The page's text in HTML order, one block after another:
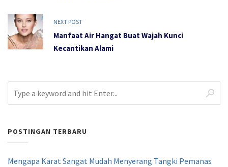
NEXT POST
Manfaat Air Hangat Buat Wajah Kunci
Kecantikan Alami
POSTINGAN TERBARU
Mengapa Karat Sangat Mudah Menyerang Tangki Pemanas